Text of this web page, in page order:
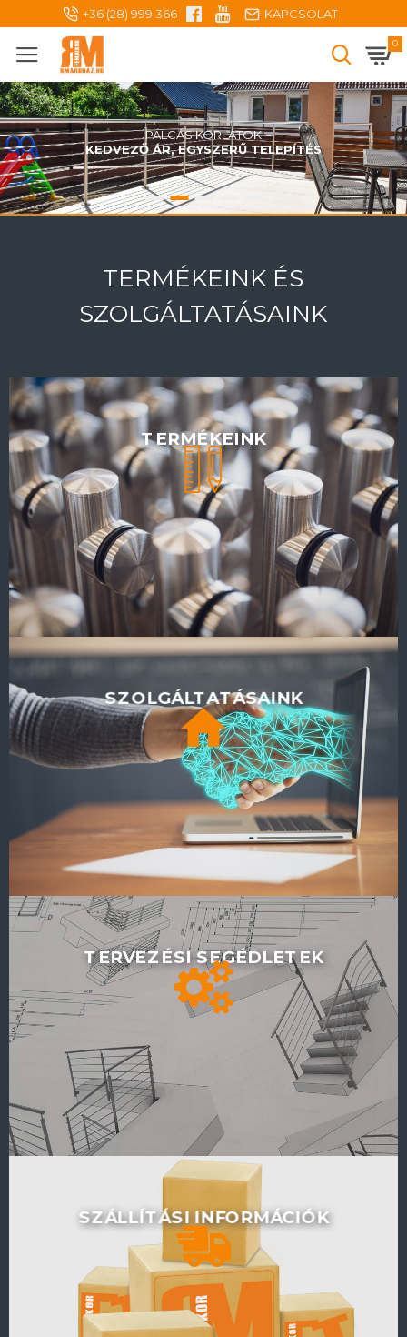
+36 (28) 999 366 KAPCSOLAT
0
PÁLCÁS KORLÁTOK
KEDVEZŐ ÁR, EGYSZERŰ TELEPÍTÉS
TERMÉKEINK ÉS
SZOLGÁLTATÁSAINK
TERMÉKEINK
SZOLGÁLTATÁSAINK
TERVEZÉSI SEGÉDLETEK
SZÁLLÍTÁSI INFORMÁCIÓK